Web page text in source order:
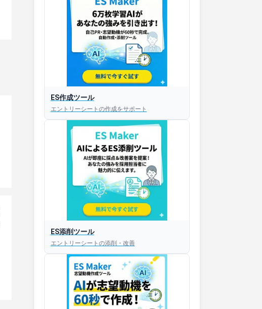
ES作成ツール
エントリーシートの作成をサポート
ES添削ツール
エントリーシートの添削・改善